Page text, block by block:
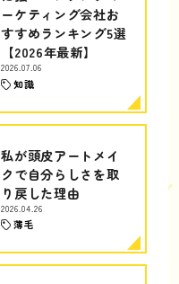
ーケティング会社お
すすめランキング5選
【2026年最新】
2026.07.06
知識
私が頭皮アートメイ
クで自分らしさを取
り戻した理由
2026.04.26
薄毛